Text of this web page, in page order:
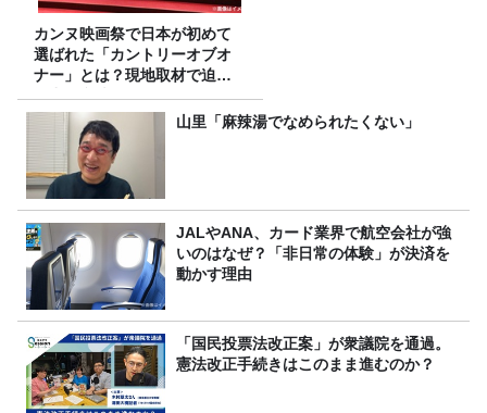
カンヌ映画祭で日本が初めて
選ばれた「カントリーオブオ
ナー」とは？現地取材で迫る
選出の意味
山里「麻辣湯でなめられたくない」
JALやANA、カード業界で航空会社が強
いのはなぜ？「非日常の体験」が決済を
動かす理由
「国民投票法改正案」が衆議院を通過。
憲法改正手続きはこのまま進むのか？